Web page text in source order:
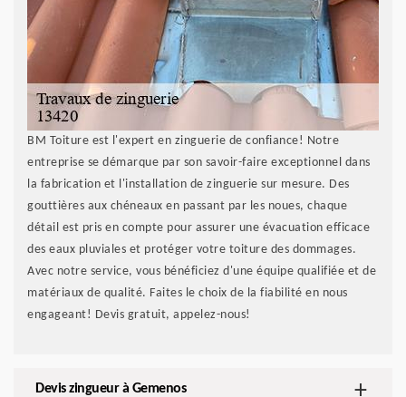
BM Toiture est l'expert en zinguerie de confiance! Notre
entreprise se démarque par son savoir-faire exceptionnel dans
la fabrication et l'installation de zinguerie sur mesure. Des
gouttières aux chéneaux en passant par les noues, chaque
détail est pris en compte pour assurer une évacuation efficace
des eaux pluviales et protéger votre toiture des dommages.
Avec notre service, vous bénéficiez d'une équipe qualifiée et de
matériaux de qualité. Faites le choix de la fiabilité en nous
engageant! Devis gratuit, appelez-nous!
Devis zingueur à Gemenos